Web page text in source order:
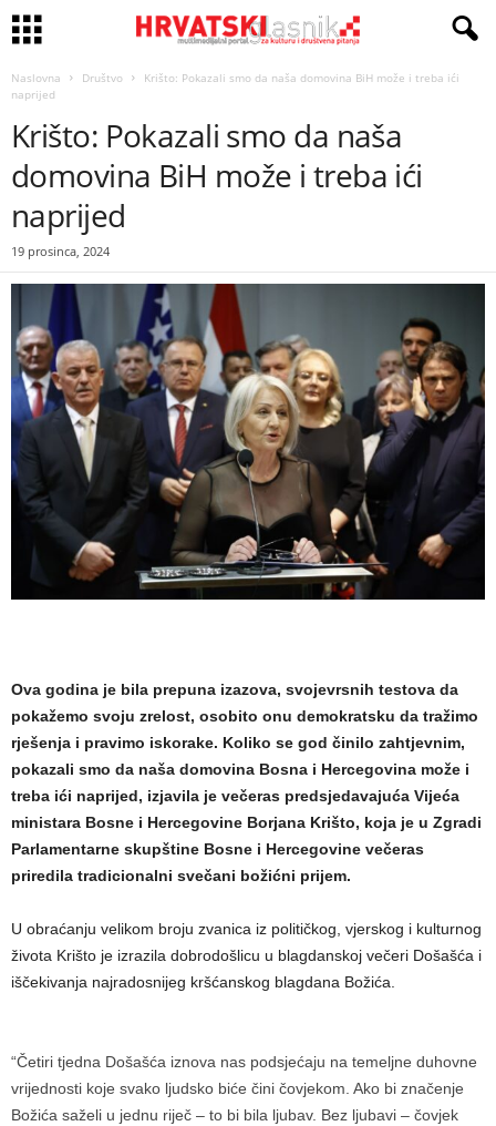
Naslovna Društvo
Krišto: Pokazali smo da naša domovina BiH može i treba ići
naprijed
Krišto: Pokazali smo da naša
domovina BiH može i treba ići
naprijed
19 prosinca, 2024
Ova godina je bila prepuna izazova, svojevrsnih testova da
pokažemo svoju zrelost, osobito onu demokratsku da tražimo
rješenja i pravimo iskorake. Koliko se god činilo zahtjevnim,
pokazali smo da naša domovina Bosna i Hercegovina može i
treba ići naprijed, izjavila je večeras predsjedavajuća Vijeća
ministara Bosne i Hercegovine Borjana Krišto, koja je u Zgradi
Parlamentarne skupštine Bosne i Hercegovine večeras
priredila tradicionalni svečani božićni prijem.
U obraćanju velikom broju zvanica iz političkog, vjerskog i kulturnog
života Krišto je izrazila dobrodošlicu u blagdanskoj večeri Došašća i
iščekivanja najradosnijeg kršćanskog blagdana Božića.
“Četiri tjedna Došašća iznova nas podsjećaju na temeljne duhovne
vrijednosti koje svako ljudsko biće čini čovjekom. Ako bi značenje
Božića saželi u jednu riječ – to bi bila ljubav. Bez ljubavi – čovjek